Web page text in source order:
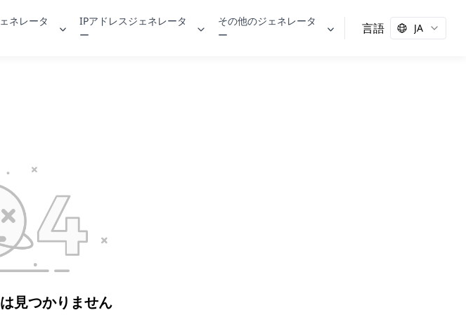
ネレータ
IPアドレスジェネレータ
ー
その他のジェネレータ
ー
言語 JA
見つかりません